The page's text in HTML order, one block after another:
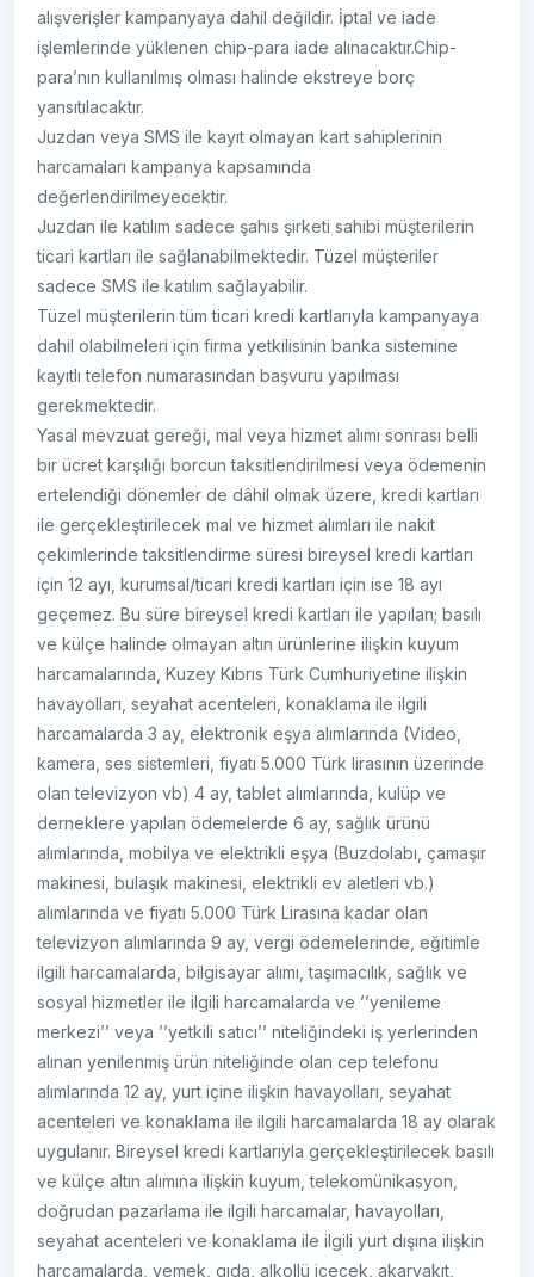
alışverişler kampanyaya dahil değildir. İptal ve iade
işlemlerinde yüklenen chip-para iade alınacaktır.Chip-
para’nın kullanılmış olması halinde ekstreye borç
yansıtılacaktır.
Juzdan veya SMS ile kayıt olmayan kart sahiplerinin
harcamaları kampanya kapsamında
değerlendirilmeyecektir.
Juzdan ile katılım sadece şahıs şirketi sahibi müşterilerin
ticari kartları ile sağlanabilmektedir. Tüzel müşteriler
sadece SMS ile katılım sağlayabilir.
Tüzel müşterilerin tüm ticari kredi kartlarıyla kampanyaya
dahil olabilmeleri için firma yetkilisinin banka sistemine
kayıtlı telefon numarasından başvuru yapılması
gerekmektedir.
Yasal mevzuat gereği, mal veya hizmet alımı sonrası belli
bir ücret karşılığı borcun taksitlendirilmesi veya ödemenin
ertelendiği dönemler de dâhil olmak üzere, kredi kartları
ile gerçekleştirilecek mal ve hizmet alımları ile nakit
çekimlerinde taksitlendirme süresi bireysel kredi kartları
için 12 ayı, kurumsal/ticari kredi kartları için ise 18 ayı
geçemez. Bu süre bireysel kredi kartları ile yapılan; basılı
ve külçe halinde olmayan altın ürünlerine ilişkin kuyum
harcamalarında, Kuzey Kıbrıs Türk Cumhuriyetine ilişkin
havayolları, seyahat acenteleri, konaklama ile ilgili
harcamalarda 3 ay, elektronik eşya alımlarında (Video,
kamera, ses sistemleri, fiyatı 5.000 Türk lirasının üzerinde
olan televizyon vb) 4 ay, tablet alımlarında, kulüp ve
derneklere yapılan ödemelerde 6 ay, sağlık ürünü
alımlarında, mobilya ve elektrikli eşya (Buzdolabı, çamaşır
makinesi, bulaşık makinesi, elektrikli ev aletleri vb.)
alımlarında ve fiyatı 5.000 Türk Lirasına kadar olan
televizyon alımlarında 9 ay, vergi ödemelerinde, eğitimle
ilgili harcamalarda, bilgisayar alımı, taşımacılık, sağlık ve
sosyal hizmetler ile ilgili harcamalarda ve ’’yenileme
merkezi’’ veya ’’yetkili satıcı’’ niteliğindeki iş yerlerinden
alınan yenilenmiş ürün niteliğinde olan cep telefonu
alımlarında 12 ay, yurt içine ilişkin havayolları, seyahat
acenteleri ve konaklama ile ilgili harcamalarda 18 ay olarak
uygulanır. Bireysel kredi kartlarıyla gerçekleştirilecek basılı
ve külçe altın alımına ilişkin kuyum, telekomünikasyon,
doğrudan pazarlama ile ilgili harcamalar, havayolları,
seyahat acenteleri ve konaklama ile ilgili yurt dışına ilişkin
harcamalarda, yemek, gıda, alkollü içecek, akaryakıt,